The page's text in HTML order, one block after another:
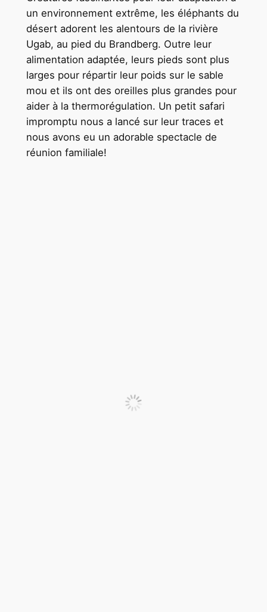
un environnement extrême, les éléphants du
désert adorent les alentours de la rivière
Ugab, au pied du Brandberg. Outre leur
alimentation adaptée, leurs pieds sont plus
larges pour répartir leur poids sur le sable
mou et ils ont des oreilles plus grandes pour
aider à la thermorégulation. Un petit safari
impromptu nous a lancé sur leur traces et
nous avons eu un adorable spectacle de
réunion familiale!